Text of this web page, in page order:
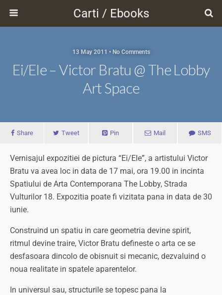
Carti / Ebooks
13 May 2011 • No Comments
Ei/Ele – Victor Bratu @ The Lobby
Art Space
Share Tweet Pin Mail SMS
Vernisajul expozitiei de pictura “Ei/Ele”, a artistului Victor
Bratu va avea loc in data de 17 mai, ora 19.00 in incinta
Spatiului de Arta Contemporana The Lobby, Strada
Vulturilor 18. Expozitia poate fi vizitata pana in data de 30
iunie.
Construind un spatiu in care geometria devine spirit,
ritmul devine traire, Victor Bratu defineste o arta ce se
desfasoara dincolo de obisnuit si mecanic, dezvaluind o
noua realitate in spatele aparentelor.
In universul sau, structurile se topesc pana la